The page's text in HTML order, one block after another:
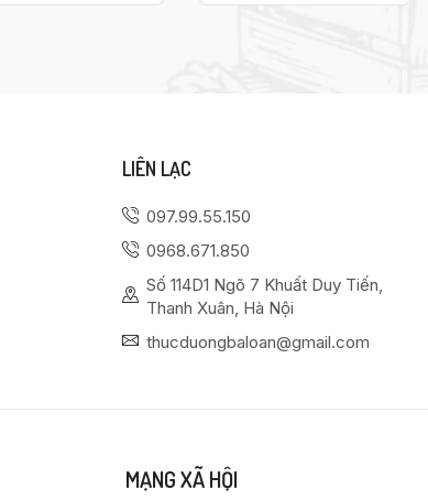
LIÊN LẠC
097.99.55.150
0968.671.850
Số 114D1 Ngõ 7 Khuất Duy Tiến,
Thanh Xuân, Hà Nội
thucduongbaloan@gmail.com
MẠNG XÃ HỘI